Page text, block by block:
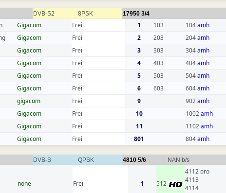
DVB-S2 8PSK 17950 3/4
Gigacom Frei 1 103 104amh
Gigacom Frei 2 203 204amh
Gigacom Frei 3 303 304amh
Gigacom Frei 4 403 404amh
Gigacom Frei 5 503 504amh
Gigacom Frei 6 603 604amh
gigacom Frei 9 902amh
Gigacom Frei 10 1002amh
Gigacom Frei 11 1102amh
Gigacom Frei 801 804amh
DVB-S QPSK 4810 5/6 NAN b/s
none Frei 1 512
4112 oro
4113
4114